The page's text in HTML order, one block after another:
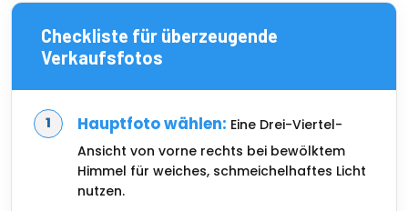
Checkliste für überzeugende
Verkaufsfotos
Hauptfoto wählen: Eine Drei-Viertel-
Ansicht von vorne rechts bei bewölktem
Himmel für weiches, schmeichelhaftes Licht
nutzen.